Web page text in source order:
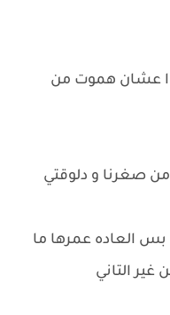
عشان هموت من
صغرنا و دلوقتي
بس العاده عمرها ما
التاني